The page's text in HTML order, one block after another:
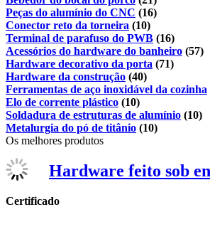
Peças do alumínio do CNC (16)
Conector reto da torneira (10)
Terminal de parafuso do PWB (16)
Acessórios do hardware do banheiro (57)
Hardware decorativo da porta (71)
Hardware da construção (40)
Ferramentas de aço inoxidável da cozinha
Elo de corrente plástico (10)
Soldadura de estruturas de alumínio (10)
Metalurgia do pó de titânio (10)
Os melhores produtos
Hardware feito sob
Certificado